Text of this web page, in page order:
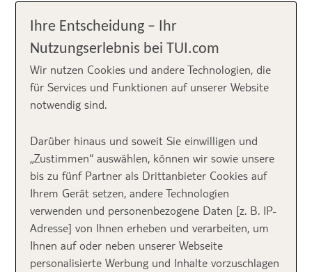
#LoveMyJob
Wenn man erfährt, dass man eine TUI Seminarreise
ganz Besonderes. Gemeinsam mit Kollegen aus dem
Reisebüro lernt man in kürzester Zeit jede Menge TUI
Hotels und alles Wissenswerte zu Land & Leuten
kennen. Was wir gleich als erstes über
Gran Canaria
erfahren haben: das Wetter kann sich vom Norden
zum Süden gleich um einige Grad unterscheiden und
während es so im Norden windig und bewölkt sein
kann, hat man im Süden oft schönstes Badewetter.
Ihre Entscheidung – Ihr
Nutzungserlebnis bei TUI.com
Wir nutzen Cookies und andere Technologien, die
für Services und Funktionen auf unserer Website
notwendig sind.
Darüber hinaus und soweit Sie einwilligen und
„Zustimmen“ auswählen, können wir sowie unsere
bis zu fünf Partner als Drittanbieter Cookies auf
Ihrem Gerät setzen, andere Technologien
verwenden und personenbezogene Daten [z. B. IP-
Adresse] von Ihnen erheben und verarbeiten, um
Ihnen auf oder neben unserer Webseite
personalisierte Werbung und Inhalte vorzuschlagen